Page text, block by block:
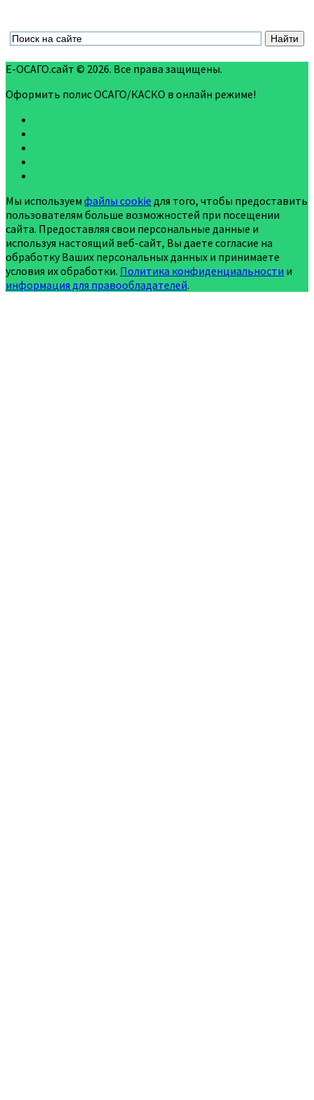
Е-ОСАГО.сайт © 2026. Все права защищены.
Оформить полис ОСАГО/КАСКО в онлайн режиме!
Мы используем файлы cookie для того, чтобы предоставить
пользователям больше возможностей при посещении
сайта. Предоставляя свои персональные данные и
используя настоящий веб-сайт, Вы даете согласие на
обработку Ваших персональных данных и принимаете
условия их обработки. Политика конфиденциальности и
информация для правообладателей.